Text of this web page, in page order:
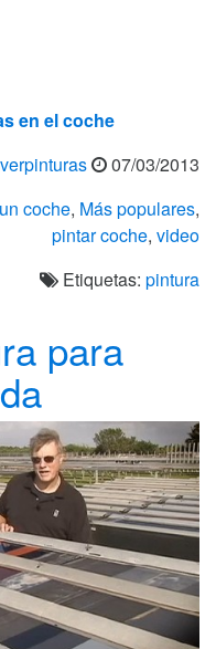
en el coche
07/03/2013
coche, Más populares,
pintar coche, video
Etiquetas: pintura
para